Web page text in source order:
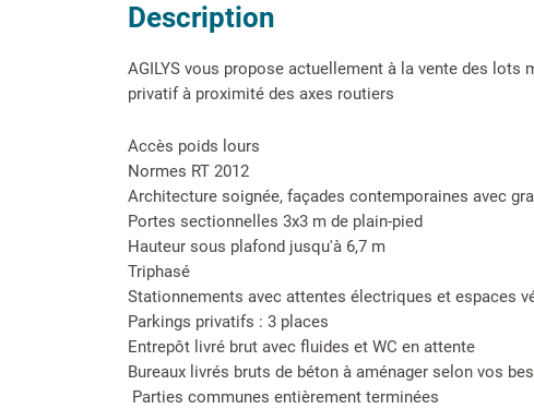
Description
AGILYS vous propose actuellement à la vente des lots
privatif à proximité des axes routiers
Accès poids lours
Normes RT 2012
Architecture soignée, façades contemporaines avec
Portes sectionnelles 3x3 m de plain-pied
Hauteur sous plafond jusqu'à 6,7 m
Triphasé
Stationnements avec attentes électriques et espaces
Parkings privatifs : 3 places
Entrepôt livré brut avec fluides et WC en attente
Bureaux livrés bruts de béton à aménager selon vos
 Parties communes entièrement terminées